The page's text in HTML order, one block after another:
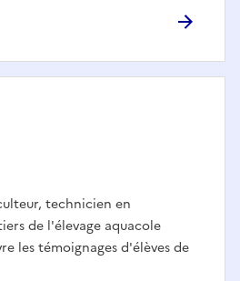
technicien en
de l'élevage aquacole
les témoignages d'élèves de